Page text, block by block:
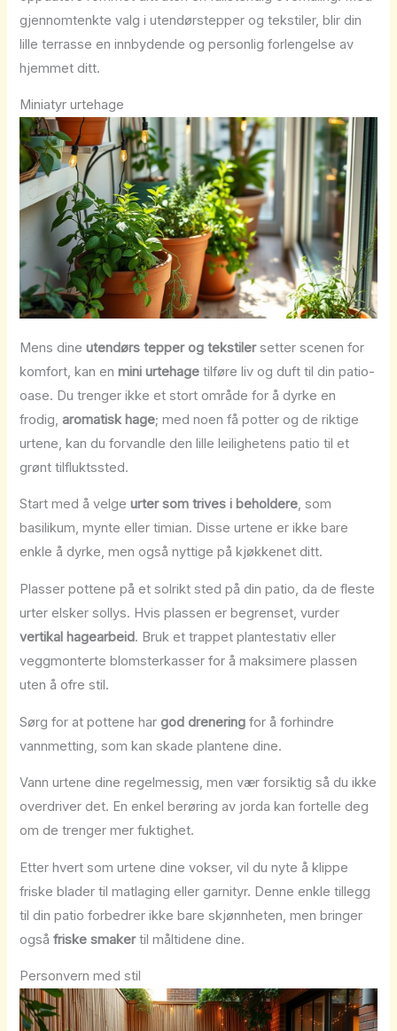
gjennomtenkte valg i utendørstepper og tekstiler, blir din
lille terrasse en innbydende og personlig forlengelse av
hjemmet ditt.
Miniatyr urtehage
Mens dineutendørs tepper og tekstilersetter scenen for
komfort, kan enmini urtehage tilføre liv og duft til din patio-
oase. Du trenger ikke et stort område for å dyrke en
frodig,aromatisk hage; med noen få potter og de riktige
urtene, kan du forvandle den lille leilighetens patio til et
grønt tilfluktssted.
Start med å velgeurter som trives i beholdere, som
basilikum, mynte eller timian. Disse urtene er ikke bare
enkle å dyrke, men også nyttige på kjøkkenet ditt.
Plasser pottene på et solrikt sted på din patio, da de fleste
urter elsker sollys. Hvis plassen er begrenset, vurder
vertikal hagearbeid. Bruk et trappet plantestativ eller
veggmonterte blomsterkasser for å maksimere plassen
uten å ofre stil.
Sørg for at pottene hargod drenering for å forhindre
vannmetting, som kan skade plantene dine.
Vann urtene dine regelmessig, men vær forsiktig så du ikke
overdriver det. En enkel berøring av jorda kan fortelle deg
om de trenger mer fuktighet.
Etter hvert som urtene dine vokser, vil du nyte å klippe
friske blader til matlaging eller garnityr. Denne enkle tillegg
til din patio forbedrer ikke bare skjønnheten, men bringer
ogsåfriske smakertil måltidene dine.
Personvern med stil